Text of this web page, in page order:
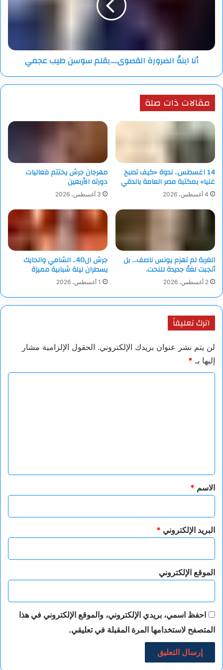
وتحظى هذه الدورة بدعم من ولاية جهة طنجة تطوان الحسيمة، التي
آمنت بفكرة مهرجان “صُنّاع المستقبل” وساهمت في تعزيز
أساسية لبناء مجتمع متوازن ومبدع.
وتعزيز قيم الإبداع والتسامح، وفتح آفاق جديدة أمام الأطفال للتعبير
عن ذواتهم والمساهمة في بناء مستقبل واعد.
أنا ابنةُ الضرورة القصوى.....بقلم سوسن طيب عجمي
مقالات ذات صلة
14 اغسطس.. ندوة «كيف تصبح
غنيا» بمكتبة مصر العامة بالدقي
4 أغسطس، 2026
مهرجان جرش يختتم فعاليات
دورته الأربعين
3 أغسطس، 2026
الغربة لم تهزم يونس ناصف… بل
أنجبت لغةً جديدة للنحت.
2 أغسطس، 2026
جرش ال40.. الشامي والحايك
يسطران ليلة شبابية مميزة
1 أغسطس، 2026
اترك تعليقاً
لن يتم نشر عنوان بريدك الإلكتروني. الحقول الإلزامية مشار
إليها بـ *
*
الاسم *
البريد الإلكتروني *
الموقع الإلكتروني
احفظ اسمي، بريدي الإلكتروني، والموقع الإلكتروني في هذا
المتصفح لاستخدامها المرة المقبلة في تعليقي.